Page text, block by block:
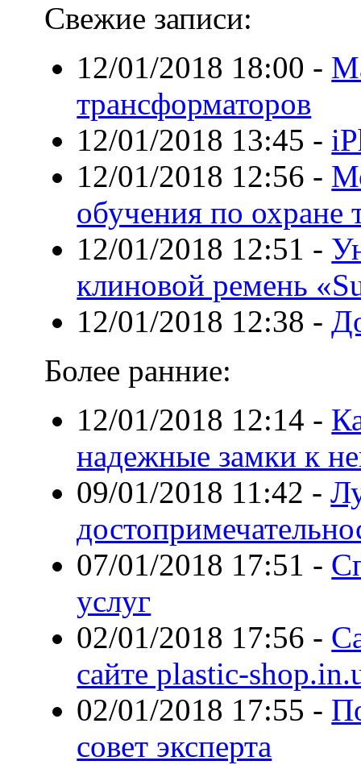
Свежие записи:
12/01/2018 18:00 -
трансформаторов
12/01/2018 13:45 -
12/01/2018 12:56 -
обучения по охране
12/01/2018 12:51 -
клиновой ремень
12/01/2018 12:38 -
Более ранние:
12/01/2018 12:14 -
надежные замки к
09/01/2018 11:42 -
07/01/2018 17:51 -
услуг
02/01/2018 17:56 -
сайте plastic-
02/01/2018 17:55 -
совет эксперта